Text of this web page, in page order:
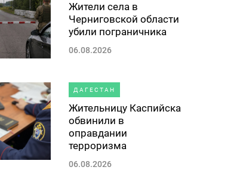
Жители села в
Черниговской области
убили пограничника
06.08.2026
ДАГЕСТАН
Жительницу Каспийска
обвинили в
оправдании
терроризма
06.08.2026